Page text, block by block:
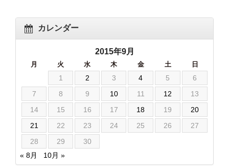
カレンダー
2015年9月
月 火 水 木 金 土 日
1 2 3 4 5
6
7
8 9 10 11 12
13
14
15 16 17 18 19
20
21
22 23 24 25 26
27
28
29
30
« 8月
10月 »